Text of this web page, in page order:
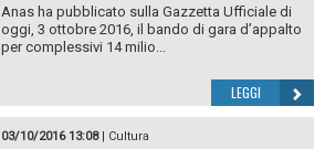
Anas ha pubblicato sulla Gazzetta Ufficiale di
oggi, 3 ottobre 2016, il bando di gara d’appalto
per complessivi 14 milio...
LEGGI
03/10/2016 13:08| Cultura